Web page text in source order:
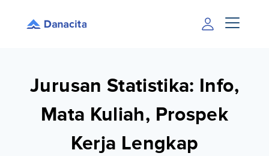
Jurusan Statistika: Info,
Mata Kuliah, Prospek
Kerja Lengkap